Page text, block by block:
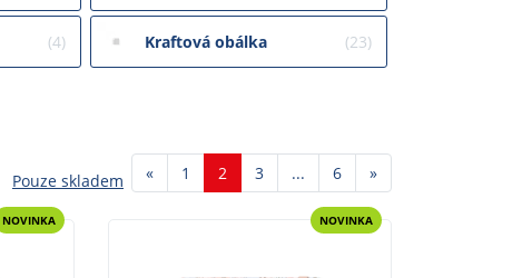
(4) Kraftová obálka (23)
Pouze skladem «Předchozí
1 2 3 ... 6 »Další
NOVINKA NOVINKA